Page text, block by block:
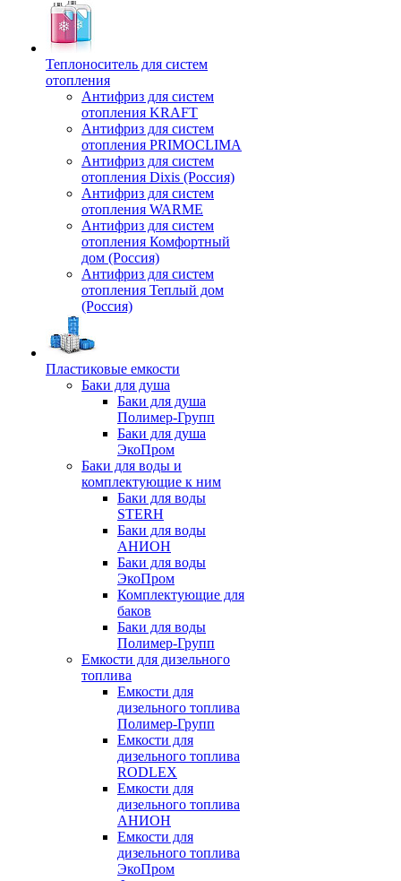
Теплоноситель для систем
отопления
Антифриз для систем
отопления KRAFT
Антифриз для систем
отопления PRIMOCLIMA
Антифриз для систем
отопления Dixis (Россия)
Антифриз для систем
отопления WARME
Антифриз для систем
отопления Комфортный
дом (Россия)
Антифриз для систем
отопления Теплый дом
(Россия)
Пластиковые емкости
Баки для душа
Баки для душа
Полимер-Групп
Баки для душа
ЭкоПром
Баки для воды и
комплектующие к ним
Баки для воды
STERH
Баки для воды
АНИОН
Баки для воды
ЭкоПром
Комплектующие для
баков
Баки для воды
Полимер-Групп
Емкости для дизельного
топлива
Емкости для
дизельного топлива
Полимер-Групп
Емкости для
дизельного топлива
RODLEX
Емкости для
дизельного топлива
АНИОН
Емкости для
дизельного топлива
ЭкоПром